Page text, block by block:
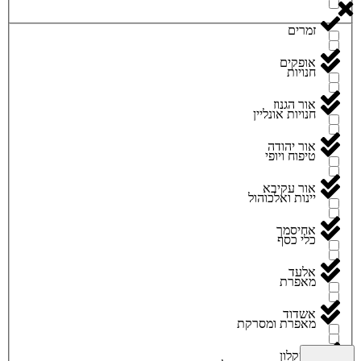
זמרים
חנויות
חנויות אונליין
טיפוח ויופי
יינות ואלכוהול
כלי כסף
מאפרת
מאפרת ומסרקת
אופקים
אור הגנוז
אור יהודה
אור עקיבא
אחיסמך
אלעד
אשדוד
אשקלון